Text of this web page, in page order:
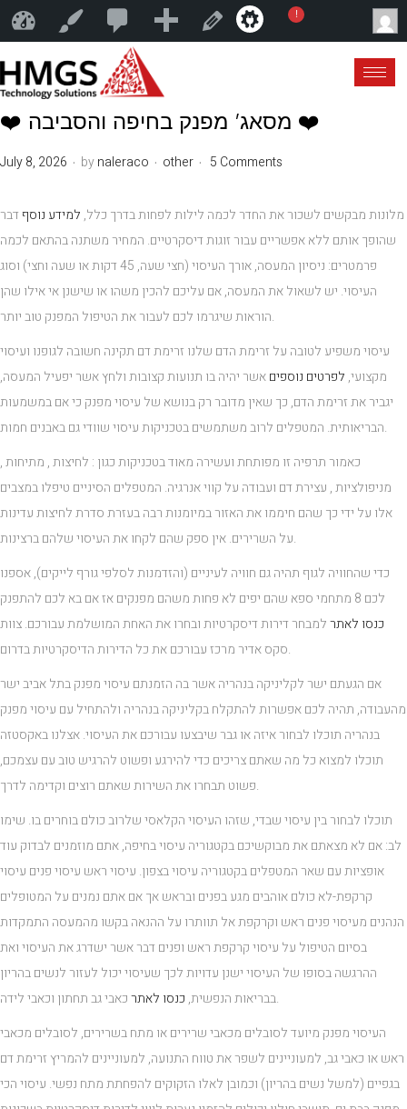
HMGS Technology Solutions
Customize
0
e
Edit Post
!
❤️ מסאג’ מפנק בחיפה והסביבה ❤️
Posted on
July 8, 2026 . bynaleraco . Posted in
other . 5 Comments
מלונות מבקשים לשכור את החדר לכמה לילות לפחות בדרך כלל, למידע נוסףדבר
שהופך אותם ללא אפשריים עבור זוגות דיסקרטיים. המחיר משתנה בהתאם לכמה
פרמטרים: ניסיון המעסה, אורך העיסוי (חצי שעה, 45 דקות או שעה וחצי) וסוג
העיסוי. יש לשאול את המעסה, אם עליכם להכין משהו או שישנן אי אילו שהן
הוראות שיגרמו לכם לעבור את הטיפול המפנק טוב יותר.
עיסוי משפיע לטובה על זרימת הדם שלנו זרימת דם תקינה חשובה לגופנו ועיסוי
מקצועי, לפרטים נוספיםאשר יהיה בו תנועות קצובות ולחץ אשר יפעיל המעסה,
יגביר את זרימת הדם, כך שאין מדובר רק בנושא של עיסוי מפנק כי אם במשמעות
הבריאותית. המטפלים לרוב משתמשים בטכניקות עיסוי שוודי גם באבנים חמות.
כאמור תרפיה זו מפותחת ועשירה מאוד בטכניקות כגון : לחיצות , מתיחות ,
מניפולציות , עצירת דם ועבודה על קווי אנרגיה. המטפלים הסיניים טיפלו במצבים
אלו על ידי כך שהם חיממו את האזור במיומנות רבה בעזרת סדרת לחיצות עדינות
על השרירים. אין ספק שהם לקחו את העיסוי שלהם ברצינות.
כדי שהחוויה לגוף תהיה גם חוויה לעיניים (והזדמנות לסלפי גורף לייקים), אספנו
לכם 8 מתחמי ספא שהם יפים לא פחות משהם מפנקים אז אם בא לכם להתפנק
כנסו לאתרלמבחר דירות דיסקרטיות ובחרו את האחת המושלמת עבורכם. צוות
סקס אדיר מרכז עבורכם את כל הדירות הדיסקרטיות בדרום.
אם הגעתם ישר לקליניקה בנהריה אשר בה הזמנתם עיסוי מפנק בתל אביב ישר
מהעבודה, תהיה לכם אפשרות להתקלח בקליניקה בנהריה ולהתחיל עם עיסוי מפנק
בנהריה תוכלו לבחור איזה או גבר שיבצעו עבורכם את העיסוי. אצלנו באקסטזה
תוכלו למצוא כל מה שאתם צריכים כדי להירגע ופשוט להרגיש טוב עם עצמכם,
פשוט תבחרו את השירות שאתם רוצים וקדימה לדרך.
תוכלו לבחור בין עיסוי שבדי, שזהו העיסוי הקלאסי שלרוב כולם בוחרים בו. שימו
לב: אם לא מצאתם את מבוקשיכם בקטגוריה עיסוי בחיפה, אתם מוזמנים לבדוק עוד
אופציות עם שאר המטפלים בקטגוריה עיסוי בצפון. עיסוי ראש עיסוי פנים עיסוי
קרקפת-לא כולם אוהבים מגע בפנים ובראש אך אם אתם נמנים על המטופלים
הנהנים מעיסוי פנים ראש וקרקפת אל תוותרו על ההנאה בקשו מהמעסה התמקדות
בסיום הטיפול על עיסוי קרקפת ראש ופנים דבר אשר ישדרג את העיסוי ואת
ההרגשה בסופו של העיסוי ישנן עדויות לכך שעיסוי יכול לעזור לנשים בהריון
בבריאות הנפשית, כנסו לאתר
כאבי גב תחתון וכאבי לידה.
העיסוי מפנק מיועד לסובלים מכאבי שרירים או מתח בשרירים, לסובלים מכאבי
ראש או כאבי גב, למעוניינים לשפר את טווח התנועה, למעוניינים להמריץ זרימת דם
בגפיים (למשל נשים בהריון) וכמובן לאלו הזקוקים להפחתת מתח נפשי. עיסוי הכי